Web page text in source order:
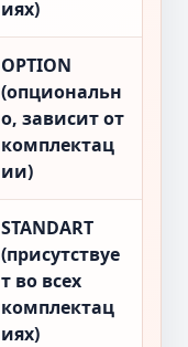
иях)
OPTION
(опциональн
о, зависит от
комплектац
ии)
STANDART
(присутствуе
т во всех
комплектац
иях)